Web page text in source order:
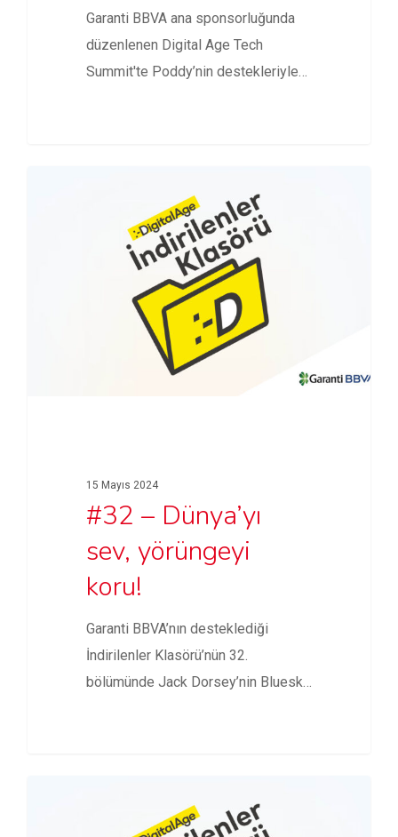
Garanti BBVA ana sponsorluğunda
düzenlenen Digital Age Tech
Summit'te Poddy’nin destekleriyle
15 Mayıs 2024
#32 – Dünya’yı
sev, yörüngeyi
koru!
Garanti BBVA’nın desteklediği
İndirilenler Klasörü’nün 32.
bölümünde Jack Dorsey’nin Bluesky